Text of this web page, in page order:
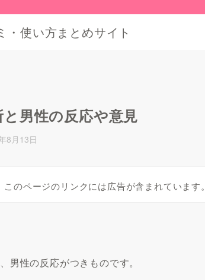
・使い方まとめサイト
男性の反応や意見
8月13日
このページのリンクには広告が含まれています。
男性の反応がつきものです。